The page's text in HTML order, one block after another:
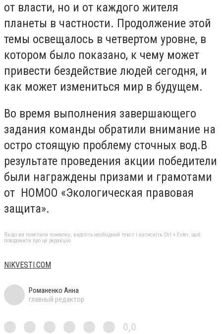
от власти, но и от каждого жителя
планеты в частности. Продолжение этой
темы освещалось в четвертом уровне, в
котором было показано, к чему может
привести бездействие людей сегодня, и
как может измениться мир в будущем.
Во время выполнения завершающего
задания команды обратили внимание на
остро стоящую проблему сточных вод.В
результате проведения акции победители
были награждены призами и грамотами
от НОМОО «Экологическая правовая
защита».
Якщо ви помітили помилку, виділіть необхідний текст і натисніть Ctrl + Enter, щоб
повідомити про це редакцію
NIKVESTI.COM
Романенко Анна
главный редактор
0,0